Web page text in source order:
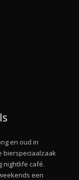
en oud in
bierspeciaalzaak
nightlife café.
een